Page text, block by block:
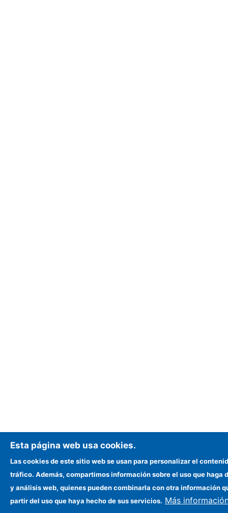
Esta página web usa cookies.
Las cookies de este sitio web se usan para personalizar el
tráfico. Además, compartimos información sobre el uso que haga
y análisis web, quienes pueden combinarla con otra información
partir del uso que haya hecho de sus servicios. Más